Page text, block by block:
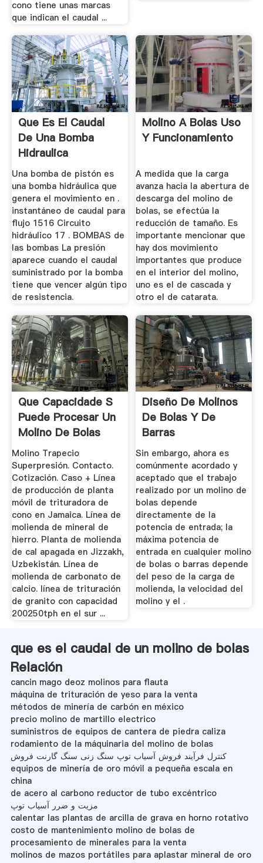
cono tiene unas marcas
que indican el caudal ...
Que Es El Caudal
De Una Bomba
Hidraulica
Una bomba de pistón es
una bomba hidráulica que
genera el movimiento en .
instantáneo de caudal para
flujo 1516 Circuito
hidráulico 17 . BOMBAS de
las bombas La presión
aparece cuando el caudal
suministrado por la bomba
tiene que vencer algún tipo
de resistencia.
Molino A Bolas Uso
Y Funcionamiento
A medida que la carga
avanza hacia la abertura de
descarga del molino de
bolas, se efectúa la
reducción de tamaño. Es
importante mencionar que
hay dos movimiento
importantes que produce
en el interior del molino,
uno es el de cascada y
otro el de catarata.
Que Capacidade S
Puede Procesar Un
Molino De Bolas
Molino Trapecio
Superpresión. Contacto.
Cotización. Caso + Línea
de producción de planta
móvil de trituradora de
cono en Jamaica. Línea de
molienda de mineral de
hierro. Planta de molienda
de cal apagada en Jizzakh,
Uzbekistán. Línea de
molienda de carbonato de
calcio. línea de trituración
de granito con capacidad
200250tph en el sur ...
Diseño De Molinos
De Bolas Y De
Barras
Sin embargo, ahora es
comúnmente acordado y
aceptado que el trabajo
realizado por un molino de
bolas depende
directamente de la
potencia de entrada; la
máxima potencia de
entrada en cualquier molino
de bolas o barras depende
del peso de la carga de
molienda, la velocidad del
molino y el .
que es el caudal de un molino de bolas
Relación
cancin mago deoz molinos para flauta
máquina de trituración de yeso para la venta
métodos de minería de carbón en méxico
precio molino de martillo electrico
suministros de equipos de cantera de piedra caliza
rodamiento de la máquinaria del molino de bolas
کنترل فرآیند فروش آسیاب توپ سنگ زنی سنگ گارنت فروش
equipos de minería de oro móvil a pequeña escala en
china
de acero al carbono reductor de tubo excéntrico
مزیت و ضرر آسیاب توپ
calentar las plantas de arcilla de grava en horno rotativo
costo de mantenimiento molino de bolas de
procesamiento de minerales para la venta
molinos de mazos portátiles para aplastar mineral de oro